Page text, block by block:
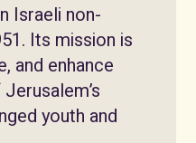
Israeli non-
Its mission is
and enhance
youth and